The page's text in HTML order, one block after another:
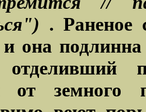
. Раненое
и она
от земного